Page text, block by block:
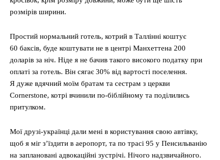
розмірів ширини.
Простий нормальний готель, котрий в Таллінні коштує
60 баксів, буде коштувати не в центрі Манхеттена 200
доларів за ніч. Ніде я не бачив такого високого податку при
оплаті за готель. Він сягає 30% від вартості поселення.
Я дуже вдячний моїм братам та сестрам з церкви
Cornerstone, котрі вчинили по-біблійному та поділились
притулком.
Мої друзі-українці дали мені в користування свою автівку,
щоб я міг з’їздити в аеропорт, та по трасі 95 у Пенсильванію
на заплановані адвокаційні зустрічі. Нічого надзвичайного.